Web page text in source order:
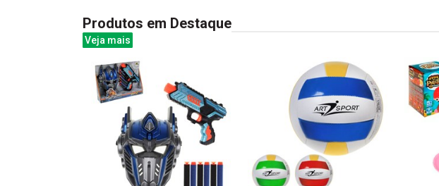
Produtos em Destaque
Veja mais